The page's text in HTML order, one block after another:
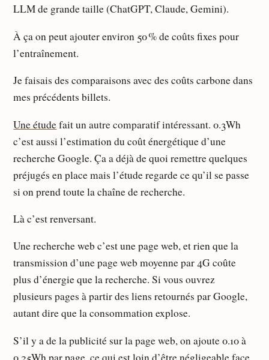
LLM de grande taille (ChatGPT, Claude, Gemini).
À ça on peut ajouter environ 50 % de coûts fixes pour
l’entraînement.
Je faisais des comparaisons avec des coûts carbone dans
mes précédents billets.
Une étudefait un autre comparatif intéressant. 0.3Wh
c’est aussi l’estimation du coût énergétique d’une
recherche Google. Ça a déjà de quoi remettre quelques
préjugés en place mais l’étude regarde ce qu’il se passe
si on prend toute la chaîne de recherche.
Là c’est renversant.
Une recherche web c’est une page web, et rien que la
transmission d’une page web moyenne par 4G coûte
plus d’énergie que la recherche. Si vous ouvrez
plusieurs pages à partir des liens retournés par Google,
autant dire que la consommation explose.
S’il y a de la publicité sur la page web, on ajoute 0.10 à
0.25Wh par page, ce qui est loin d’être négligeable face